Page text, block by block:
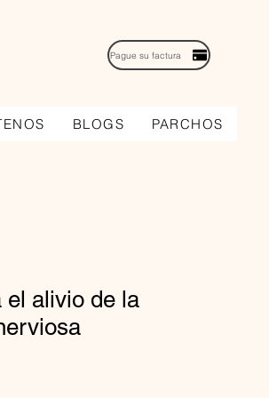
Pague su factura
BLOGS PARCHOS
el alivio de la